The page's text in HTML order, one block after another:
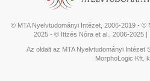
© MTA Nyelvtudományi Intézet, 2006-2019 - ©
2025 - © Ittzés Nóra et al., 2006-2025 |
Az oldalt az MTA Nyelvtudományi Intézet
MorphoLogic Kft.